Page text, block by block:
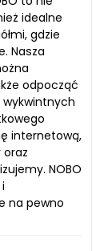
idealne
gdzie
Nasza
odpocząć
internetową,
NOBO
na pewno